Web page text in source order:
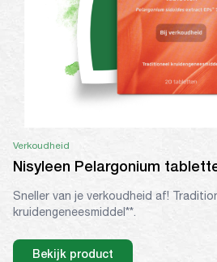
Verkoudheid
Nisyleen Pelargonium
Sneller van je verkoudheid af!
kruidengeneesmiddel**.
Bekijk product